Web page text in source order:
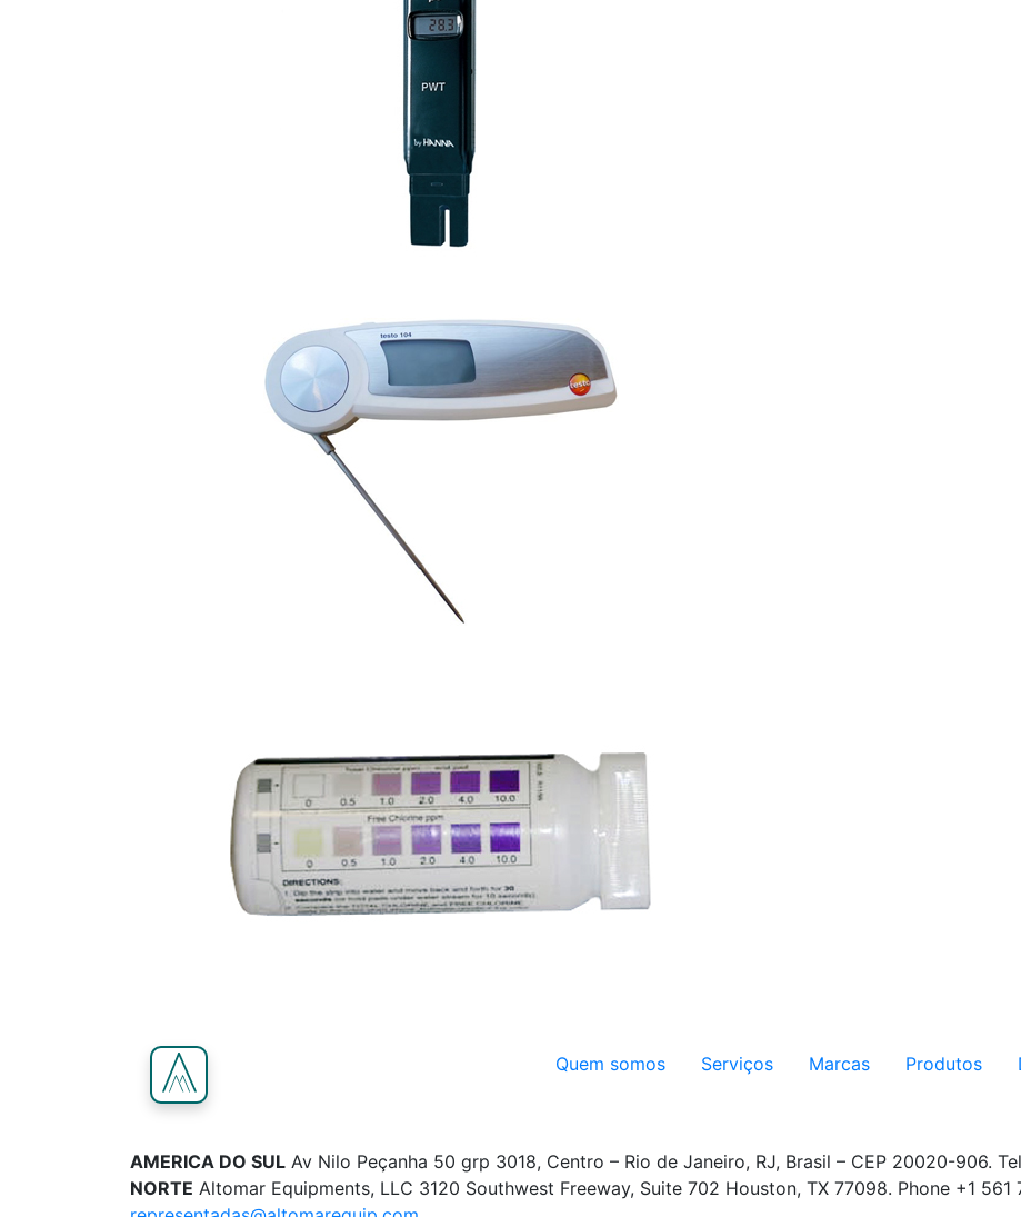
Quem somos Serviços Marcas Produtos
AMERICA DO SUL Av Nilo Peçanha 50 grp 3018, Centro – Rio de Janeiro, RJ, Brasil – CEP 20020-906.
NORTE Altomar Equipments, LLC 3120 Southwest Freeway, Suite 702 Houston, TX 77098. Phone +1 561